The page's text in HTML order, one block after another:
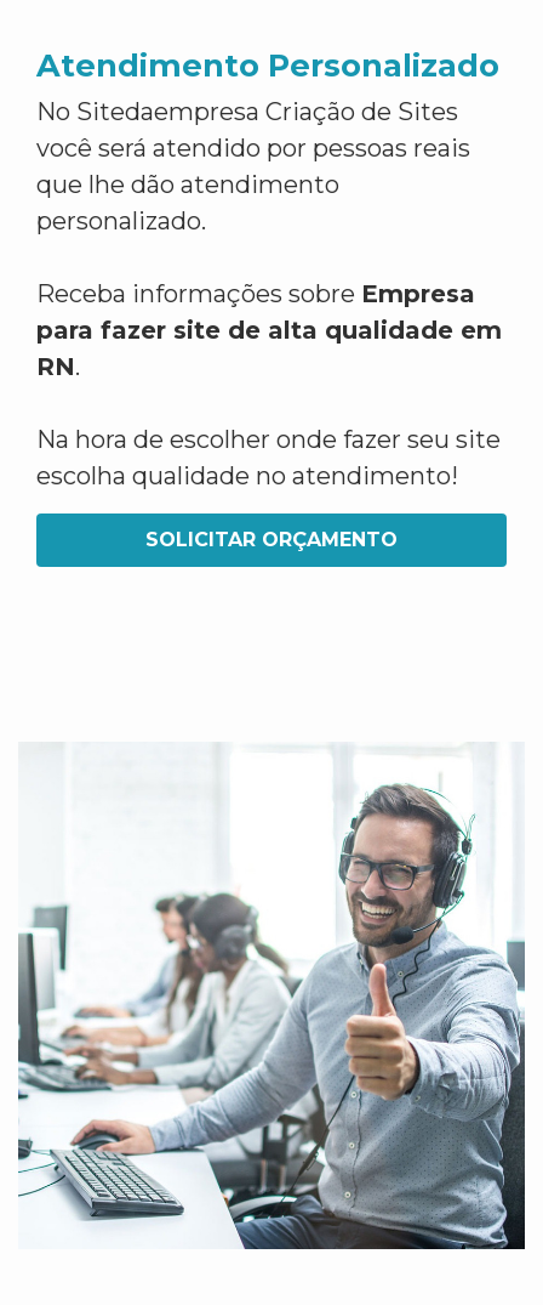
Atendimento Personalizado
No Sitedaempresa Criação de Sites
você será atendido por pessoas reais
que lhe dão atendimento
personalizado.
Receba informações sobre Empresa
para fazer site de alta qualidade em
RN.
Na hora de escolher onde fazer seu site
escolha qualidade no atendimento!
SOLICITAR ORÇAMENTO